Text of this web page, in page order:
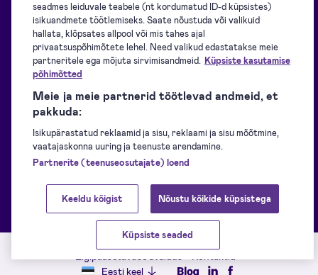
Kasutajatugi
Allalaadimiseks
Arendajatele
eID vahendid
Edulood
Allkirjade kogumine
Allkirjastamine
Tembeldamine
Muud Signicati tooted
Teenusetingimused
Eesti keel
seadmes leiduvale teabele (nt kordumatud ID-d küpsistes)
isikuandmete töötlemiseks. Saate nõustuda või valikuid
hallata, klõpsates allpool või mis tahes ajal
privaatsuspõhimõtete lehel. Need valikud edastatakse meie
partneritele ega mõjuta sirvimisandmeid. Küpsiste kasutamise
põhimõtted
Meie ja meie partnerid töötlevad andmeid, et
pakkuda:
Isikupärastatud reklaamid ja sisu, reklaami ja sisu mõõtmine,
vaatajaskonna uuring ja teenuste arendamine.
Partnerite (teenuseosutajate) loend
Keeldu kõigist Nõustu kõikide küpsistega
Küpsiste seaded